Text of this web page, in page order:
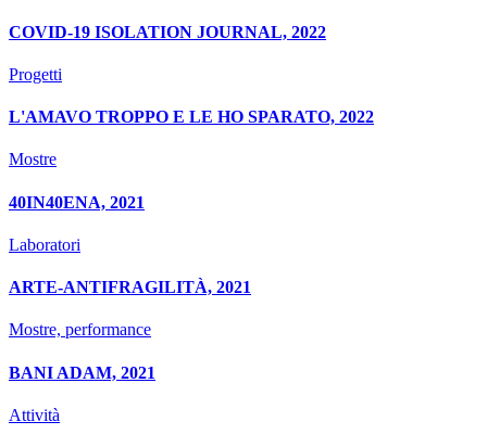
COVID-19 ISOLATION JOURNAL, 2022
Progetti
L'AMAVO TROPPO E LE HO SPARATO, 2022
Mostre
40IN40ENA, 2021
Laboratori
ARTE-ANTIFRAGILITÀ, 2021
Mostre, performance
BANI ADAM, 2021
Attività